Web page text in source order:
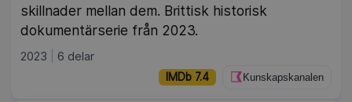
skillnader mellan dem. Brittisk historisk
dokumentärserie från 2023.
2023 6 delar
IMDb 7.4 Kunskapskanalen